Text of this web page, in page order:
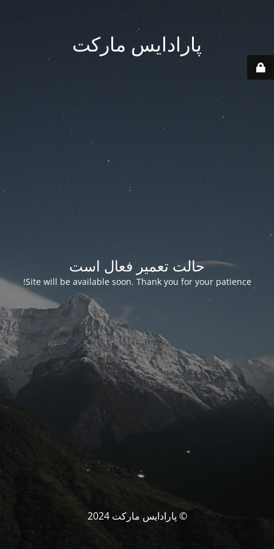
پارادایس مارکت
حالت تعمیر فعال است
Site will be available soon. Thank you for your patience!
© پارادایس مارکت 2024